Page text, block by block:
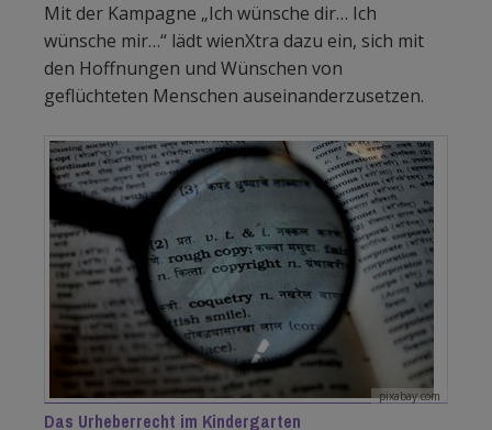
Mit der Kampagne „Ich wünsche dir… Ich
wünsche mir…“ lädt wienXtra dazu ein, sich mit
den Hoffnungen und Wünschen von
geflüchteten Menschen auseinanderzusetzen.
pixabay.com
Das Urheberrecht im Kindergarten